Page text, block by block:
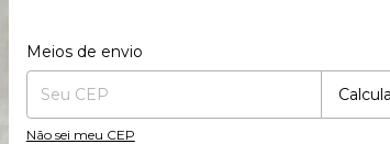
Entregas para o CEP:
Meios de envio
Não sei meu CEP